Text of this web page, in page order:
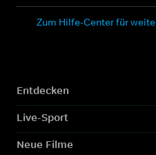
Zum Hilfe-Center für
Entdecken
Live-Sport
Neue Filme